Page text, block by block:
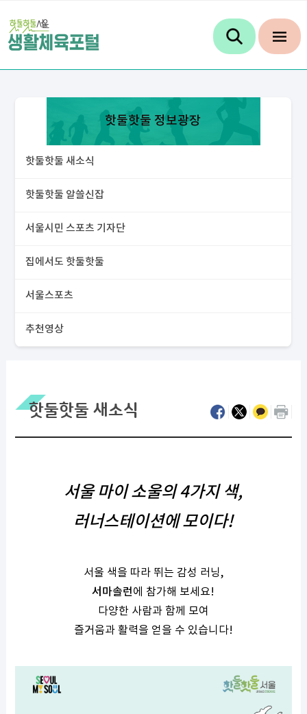
핫둘핫둘 정보광장
핫둘핫둘 새소식
핫둘핫둘 알쓸신잡
서울시민 스포츠 기자단
집에서도 핫둘핫둘
서울스포츠
추천영상
핫둘핫둘 새소식
서울 마이 소울의 4가지 색,
러너스테이션에 모이다!
서울 색을 따라 뛰는 감성 러닝,
서마솔런에 참가해 보세요!
다양한 사람과 함께 모여
즐거움과 활력을 얻을 수 있습니다!